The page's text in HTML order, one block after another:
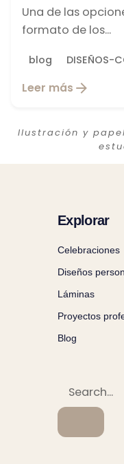
Una de las
formato de los...
blog DISEÑOS-
Leer más
Ilustración y
Explorar
Celebraciones
Diseños
Láminas
Proyectos
Blog